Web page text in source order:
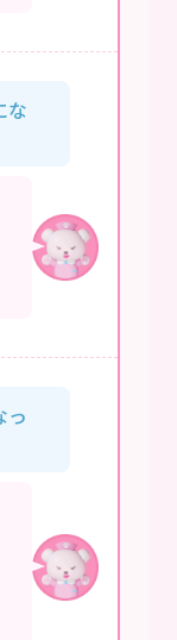
な
っ